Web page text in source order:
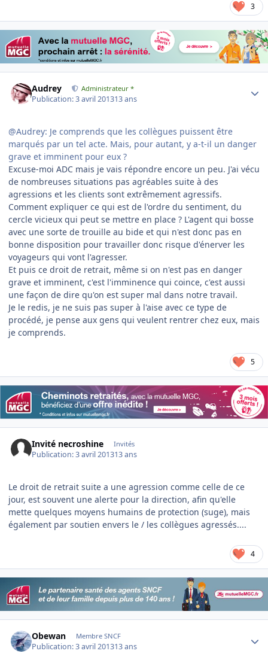
3
Audrey Administrateur *
Publication:3 avril 201313 ans
@Audrey: Je comprends que les collègues puissent être
marqués par un tel acte. Mais, pour autant, y a-t-il un danger
grave et imminent pour eux ?
Excuse-moi ADC mais je vais répondre encore un peu. J'ai vécu
de nombreuses situations pas agréables suite à des
agressions et les clients sont extrêmement agressifs.
Comment expliquer ce qui est de l'ordre du sentiment, du
cercle vicieux qui peut se mettre en place ? L'agent qui bosse
avec une sorte de trouille au bide et qui n'est donc pas en
bonne disposition pour travailler donc risque d'énerver les
voyageurs qui vont l'agresser.
Et puis ce droit de retrait, même si on n'est pas en danger
grave et imminent, c'est l'imminence qui coince, c'est aussi
une façon de dire qu'on est super mal dans notre travail.
Je le redis, je ne suis pas super à l'aise avec ce type de
procédé, je pense aux gens qui veulent rentrer chez eux, mais
je comprends.
5
Invité necroshine Invités
Publication:3 avril 201313 ans
Le droit de retrait suite a une agression comme celle de ce
jour, est souvent une alerte pour la direction, afin qu'elle
mette quelques moyens humains de protection (suge), mais
également par soutien envers le / les collègues agressés....
4
Obewan Membre SNCF
Publication:3 avril 201313 ans